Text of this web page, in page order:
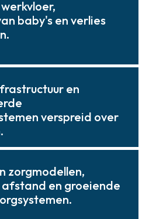
ontworpen
van naleving,
baby's en verlies
monitoring,
en situationeel
snelle respons en
en
verspreid over
platforms
die inzicht
zorgmodellen,
en groeiende